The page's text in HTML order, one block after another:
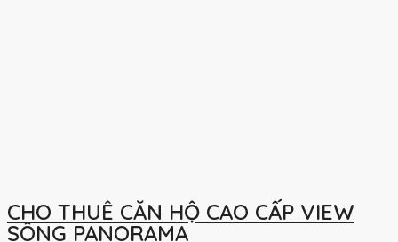
CHO THUÊ CĂN HỘ CAO CẤP VIEW
SÔNG PANORAMA